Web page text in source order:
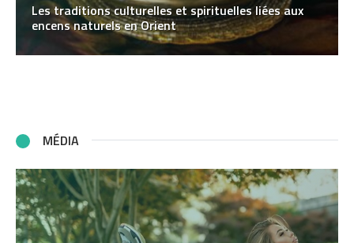
Les traditions culturelles et spirituelles liées aux
encens naturels en Orient
MÉDIA